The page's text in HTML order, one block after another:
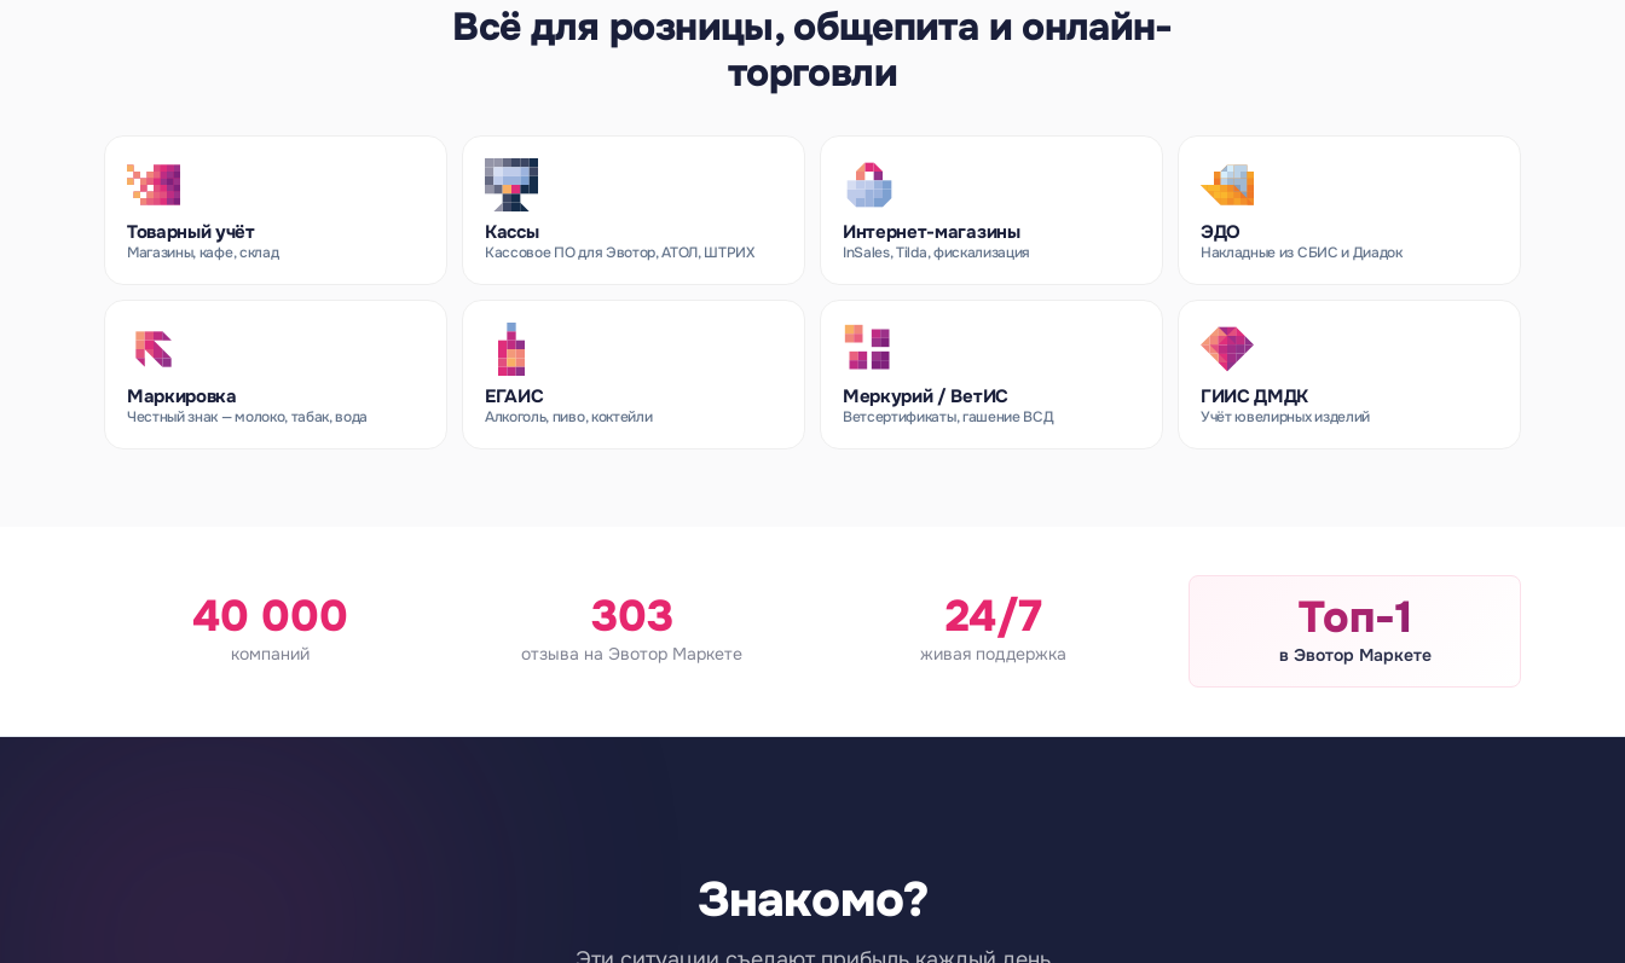
Всё для розницы, общепита и онлайн-
торговли
Товарный учёт
Магазины, кафе, склад
Кассы
Кассовое ПО для Эвотор, АТОЛ, ШТРИХ
Интернет-магазины
InSales, Tilda, фискализация
ЭДО
Накладные из СБИС и Диадок
Маркировка
Честный знак — молоко, табак, вода
ЕГАИС
Алкоголь, пиво, коктейли
Меркурий / ВетИС
Ветсертификаты, гашение ВСД
ГИИС ДМДК
Учёт ювелирных изделий
40 000
компаний
303
отзыва на Эвотор Маркете
24/7
живая поддержка
Топ-1
в Эвотор Маркете
Знакомо?